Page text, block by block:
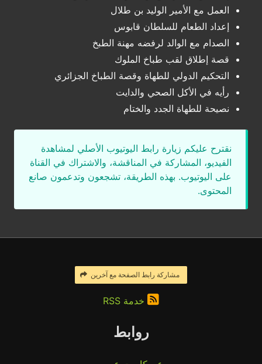
العمل مع الأمير الوليد بن طلال
إعداد الطعام للسلطان قابوس
الصدام مع الوالد لرفضه مهنة الطبخ
قصة إطلاق لقب طباخ الملوك
التحكيم الدولي للطهاة وقصة الطباخ الجزائري
رأيه في الأكل الصحي والدايت
نصيحة للطهاة الجدد والختام
نقترح عليكم زيارة رابط اليوتيوب الأصلي لمشاهدة
الفيديو، المشاركة في المناقشة، والاشتراك في القناة
على اليوتيوب. بهذه الطريقة، تشجعون وتدعمون صانع
المحتوى.
مشاركة رابط الصفحة مع آخرين
خدمة RSS
روابط